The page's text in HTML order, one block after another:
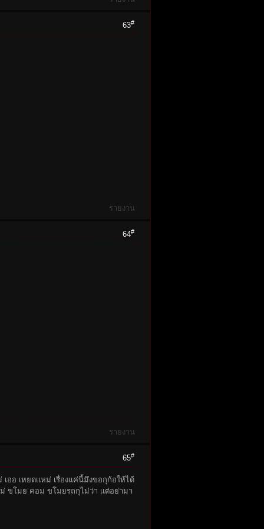
63#
รายงาน
64#
รายงาน
65#
ออ เหยดเเหม่ เรื่องเเค่นี้มึงขอกุก้อให้ได้
ม่ ขโมย คอม ขโมยรถกุไม่ว่า เเต่อย่ามา